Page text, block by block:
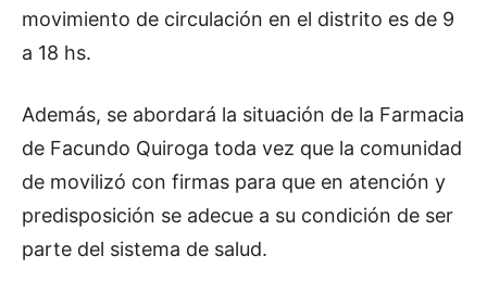
movimiento de circulación en el distrito es de 9
a 18 hs.
Además, se abordará la situación de la Farmacia
de Facundo Quiroga toda vez que la comunidad
de movilizó con firmas para que en atención y
predisposición se adecue a su condición de ser
parte del sistema de salud.